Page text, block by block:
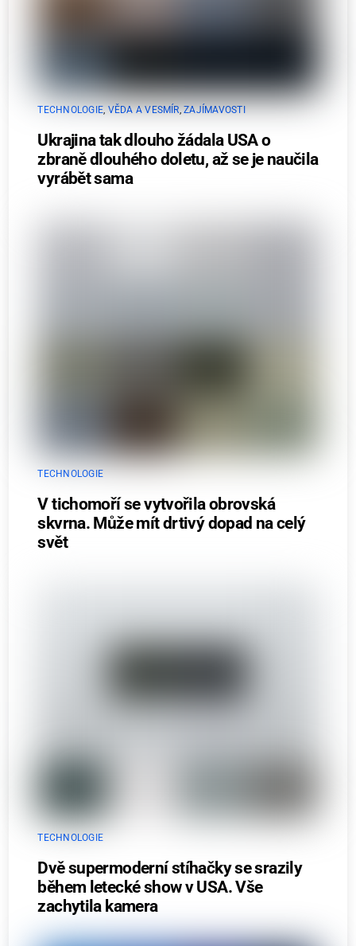
TECHNOLOGIE, VĚDA A VESMÍR,ZAJÍMAVOSTI
Ukrajina tak dlouho žádala USA o
zbraně dlouhého doletu, až se je naučila
vyrábět sama
TECHNOLOGIE
V tichomoří se vytvořila obrovská
skvrna. Může mít drtivý dopad na celý
svět
TECHNOLOGIE
Dvě supermoderní stíhačky se srazily
během letecké show v USA. Vše
zachytila kamera